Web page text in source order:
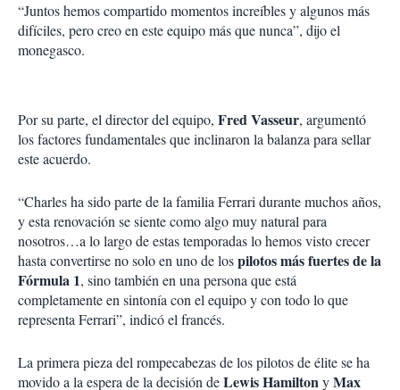
“Juntos hemos compartido momentos increíbles y algunos más
difíciles, pero creo en este equipo más que nunca”, dijo el
monegasco.
Por su parte, el director del equipo, Fred Vasseur, argumentó
los factores fundamentales que inclinaron la balanza para sellar
este acuerdo.
“Charles ha sido parte de la familia Ferrari durante muchos años,
y esta renovación se siente como algo muy natural para
nosotros…a lo largo de estas temporadas lo hemos visto crecer
hasta convertirse no solo en uno de lospilotos más fuertes de la
Fórmula 1, sino también en una persona que está
completamente en sintonía con el equipo y con todo lo que
representa Ferrari”, indicó el francés.
La primera pieza del rompecabezas de los pilotos de élite se ha
movido a la espera de la decisión deLewis HamiltonyMax